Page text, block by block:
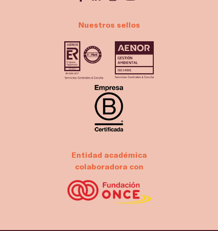
Nuestros sellos
Entidad académica
colaboradora con